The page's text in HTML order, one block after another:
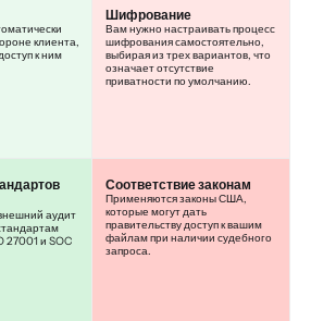
клиента,
к ним
аудит
27001 и SOC
Шифрование
Вам нужно настраивать процесс
шифрования самостоятельно,
выбирая из трех вариантов, что
означает отсутствие
приватности по умолчанию.
Соответствие законам
Применяются законы США,
которые могут дать
правительству доступ к вашим
файлам при наличии судебного
запроса.